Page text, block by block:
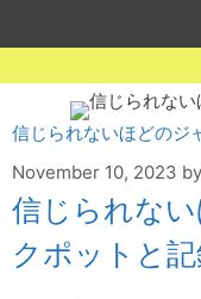
信じられないほどのジ
November 10, 2023 by
信じられな
クポットと